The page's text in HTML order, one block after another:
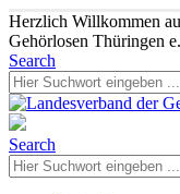
Herzlich Willkommen
Gehörlosen Thüringen
Search
Search